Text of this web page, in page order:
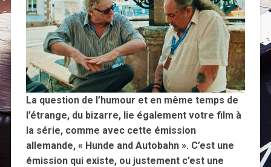
La question de l’humour et en même temps de
l’étrange, du bizarre, lie également votre film à
la série, comme avec cette émission
allemande, « Hunde and Autobahn ». C’est une
émission qui existe, ou justement c’est une